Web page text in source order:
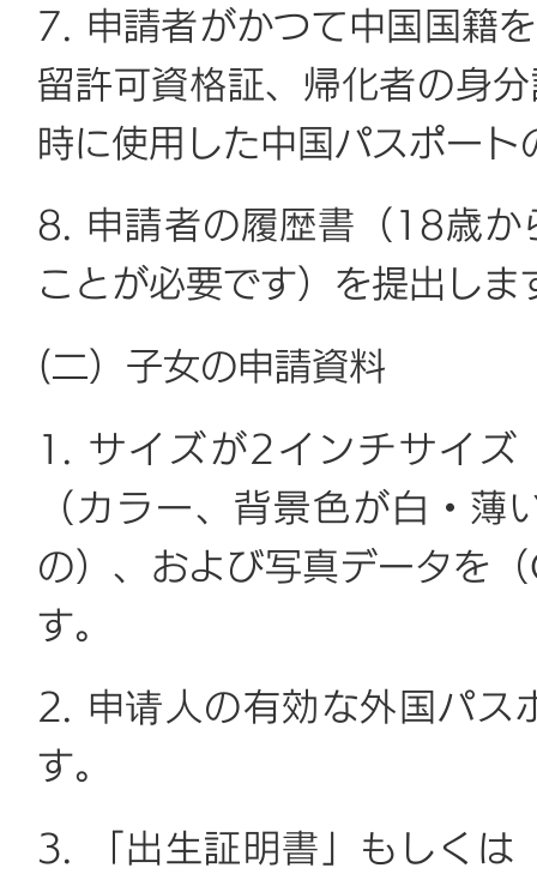
7. 申請者がかつて中国国籍
留許可資格証、帰化者の身
時に使用した中国パスポー
8. 申請者の履歴書（18歳か
ことが必要です）を提出しま
(二）子女の申請資料
1. サイズが2インチサイ
（カラー、背景色が白・
の）、および写真データを
す。
2. 申请人の有効な外国パス
す。
3. 「出生証明書」もしくは